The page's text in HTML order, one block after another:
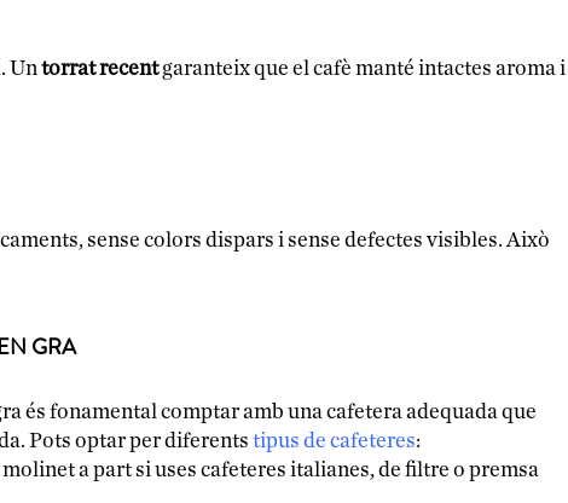
Untorrat recentgaranteix que el cafè manté intactes aroma i
sense colors dispars i sense defectes visibles. Això
GRA
és fonamental comptar amb una cafetera adequada que
Pots optar per diferents tipus de cafeteres:
a part si uses cafeteres italianes, de filtre o premsa